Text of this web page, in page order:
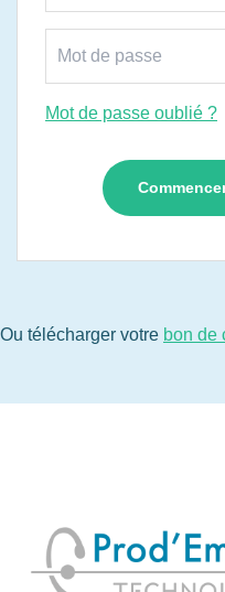
Mot de passe oublié ?
Ou télécharger votre bon de